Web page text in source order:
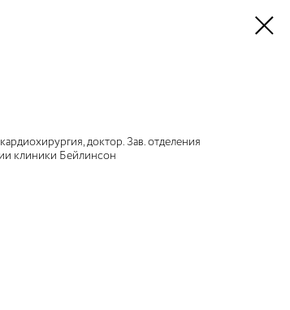
доктор. Зав. отделения
клиники Бейлинсон